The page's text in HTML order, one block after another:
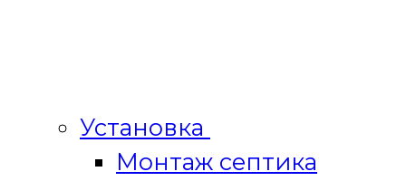
Установка
Монтаж септика